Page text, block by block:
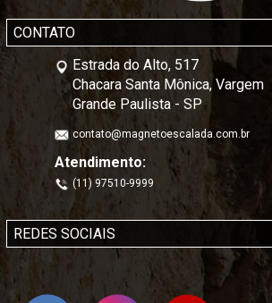
CONTATO
Estrada do Alto, 517
Chacara Santa Mônica, Vargem
Grande Paulista - SP
contato@magnetoescalada.com.br
Atendimento:
(11) 97510-9999
REDES SOCIAIS